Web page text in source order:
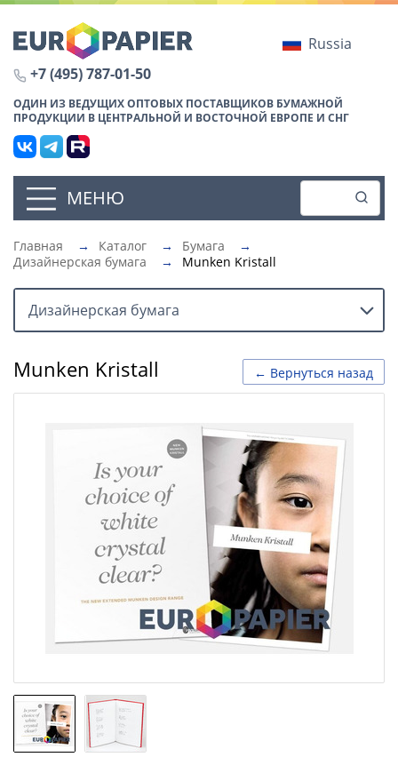
Russia
+7 (495) 787-01-50
ОДИН ИЗ ВЕДУЩИХ ОПТОВЫХ ПОСТАВЩИКОВ БУМАЖНОЙ
ПРОДУКЦИИ В ЦЕНТРАЛЬНОЙ И ВОСТОЧНОЙ ЕВРОПЕ И СНГ
МЕНЮ
Главная → Каталог → Бумага
→
Дизайнерская бумага
→ Munken Kristall
Дизайнерская бумага
← Вернуться назад
Munken Kristall